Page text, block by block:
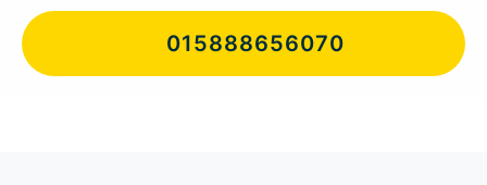
015888656070